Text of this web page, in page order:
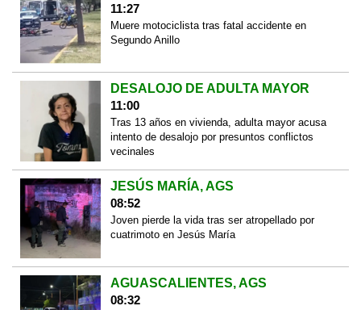
11:27
Muere motociclista tras fatal accidente en
Segundo Anillo
DESALOJO DE ADULTA MAYOR
11:00
Tras 13 años en vivienda, adulta mayor acusa
intento de desalojo por presuntos conflictos
vecinales
JESÚS MARÍA, AGS
08:52
Joven pierde la vida tras ser atropellado por
cuatrimoto en Jesús María
AGUASCALIENTES, AGS
08:32